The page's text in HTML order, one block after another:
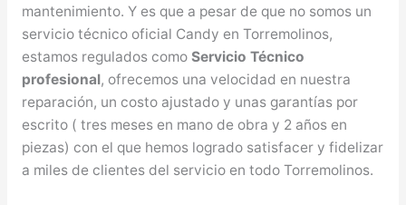
mantenimiento. Y es que a pesar de que no somos un
servicio técnico oficial Candy en Torremolinos,
estamos regulados como Servicio Técnico
profesional, ofrecemos una velocidad en nuestra
reparación, un costo ajustado y unas garantías por
escrito ( tres meses en mano de obra y 2 años en
piezas) con el que hemos logrado satisfacer y fidelizar
a miles de clientes del servicio en todo Torremolinos.